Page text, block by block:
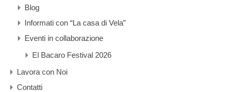
Blog
Informati con “La casa di Vela”
Eventi in collaborazione
El Bacaro Festival 2026
Lavora con Noi
Contatti